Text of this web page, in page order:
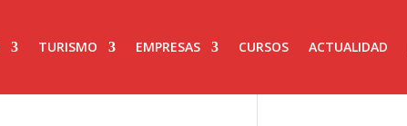
TURISMO EMPRESAS CURSOS ACTUALIDAD